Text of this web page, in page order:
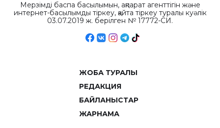
Мерзімді баспа басылымын, ақпарат агенттігін және
интернет-басылымды тіркеу, қайта тіркеу туралы куәлік
03.07.2019 ж. берілген № 17772-СИ.
ЖОБА ТУРАЛЫ
РЕДАКЦИЯ
БАЙЛАНЫСТАР
ЖАРНАМА